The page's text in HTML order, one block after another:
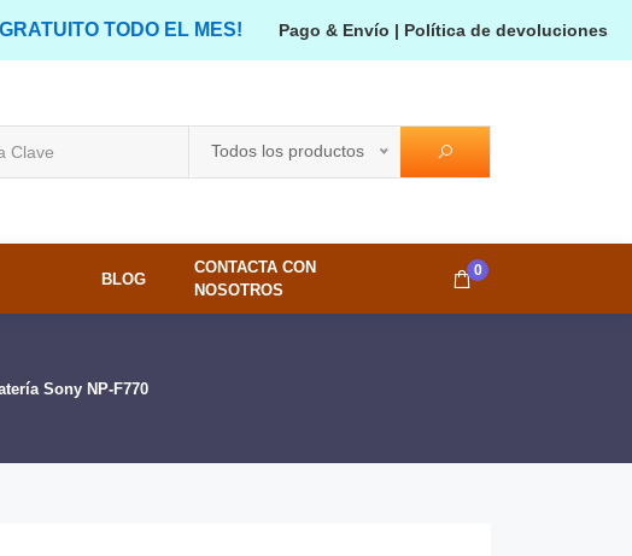
TODO EL MES! Pago & Envío | Política de devoluciones
Todos los productos
BLOG
CONTACTA CON
NOSOTROS
0
Sony NP-F770